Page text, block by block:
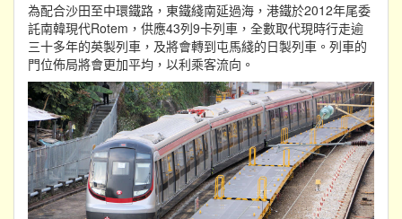
為配合沙田至中環鐵路，東鐵綫南延過海，港鐵於2012年尾委
託南韓現代Rotem，供應43列9卡列車，全數取代現時行走逾
三十多年的英製列車，及將會轉到屯馬綫的日製列車。列車的
門位佈局將會更加平均，以利乘客流向。